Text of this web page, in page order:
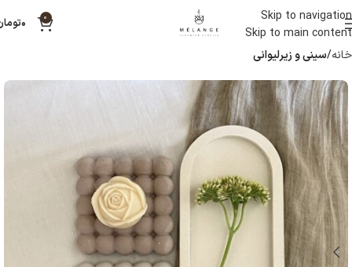
Skip to navigation
Skip to main content
0 ۰
خانه سینی و زیرلیوانی